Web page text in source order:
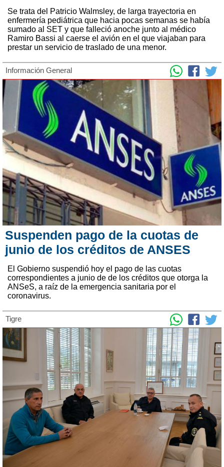
Se trata del Patricio Walmsley, de larga trayectoria en
enfermería pediátrica que hacia pocas semanas se había
sumado al SET y que falleció anoche junto al médico
Ramiro Bassi al caerse el avión en el que viajaban para
prestar un servicio de traslado de una menor.
Información General
Suspenden pago de la cuotas de
junio de los créditos de ANSES
El Gobierno suspendió hoy el pago de las cuotas
correspondientes a junio de de los créditos que otorga la
ANSeS, a raíz de la emergencia sanitaria por el
coronavirus.
Tigre